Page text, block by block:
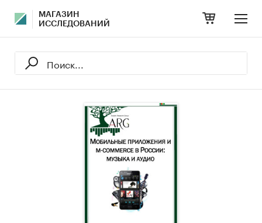
МАГАЗИН
ИССЛЕДОВАНИЙ